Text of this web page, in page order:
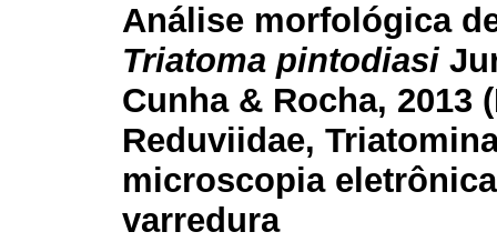
Análise morfológica
Triatoma pintodiasi
Cunha & Rocha, 2013
Reduviidae,
microscopia
varredura